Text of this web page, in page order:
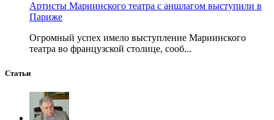
Артисты Мариинского театра с аншлагом выступили в
Париже
Огромный успех имело выступление Мариинского
театра во французской столице, сооб...
Статьи